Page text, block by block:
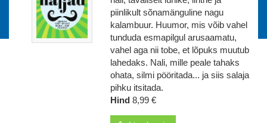
piinlikult sõnamänguline nagu
kalambuur. Huumor, mis võib vahel
tunduda esmapilgul arusaamatu,
vahel aga nii tobe, et lõpuks muutub
lahedaks. Nali, mille peale tahaks
ohata, silmi pööritada... ja siis salaja
pihku itsitada.
Hind 8,99 €